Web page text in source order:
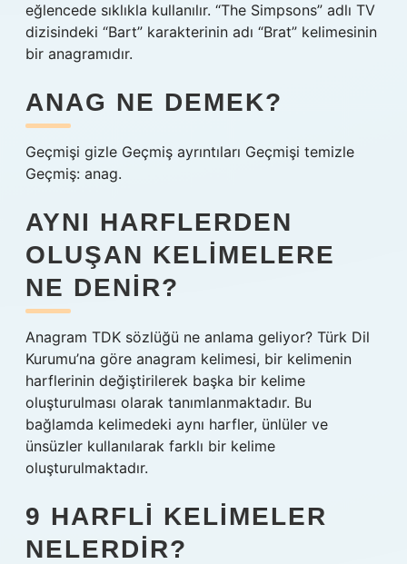
eğlencede sıklıkla kullanılır. “The Simpsons” adlı TV
dizisindeki “Bart” karakterinin adı “Brat” kelimesinin
bir anagramıdır.
ANAG NE DEMEK?
Geçmişi gizle Geçmiş ayrıntıları Geçmişi temizle
Geçmiş: anag.
AYNI HARFLERDEN
OLUŞAN KELIMELERE
NE DENIR?
Anagram TDK sözlüğü ne anlama geliyor? Türk Dil
Kurumu’na göre anagram kelimesi, bir kelimenin
harflerinin değiştirilerek başka bir kelime
oluşturulması olarak tanımlanmaktadır. Bu
bağlamda kelimedeki aynı harfler, ünlüler ve
ünsüzler kullanılarak farklı bir kelime
oluşturulmaktadır.
9 HARFLI KELIMELER
NELERDIR?